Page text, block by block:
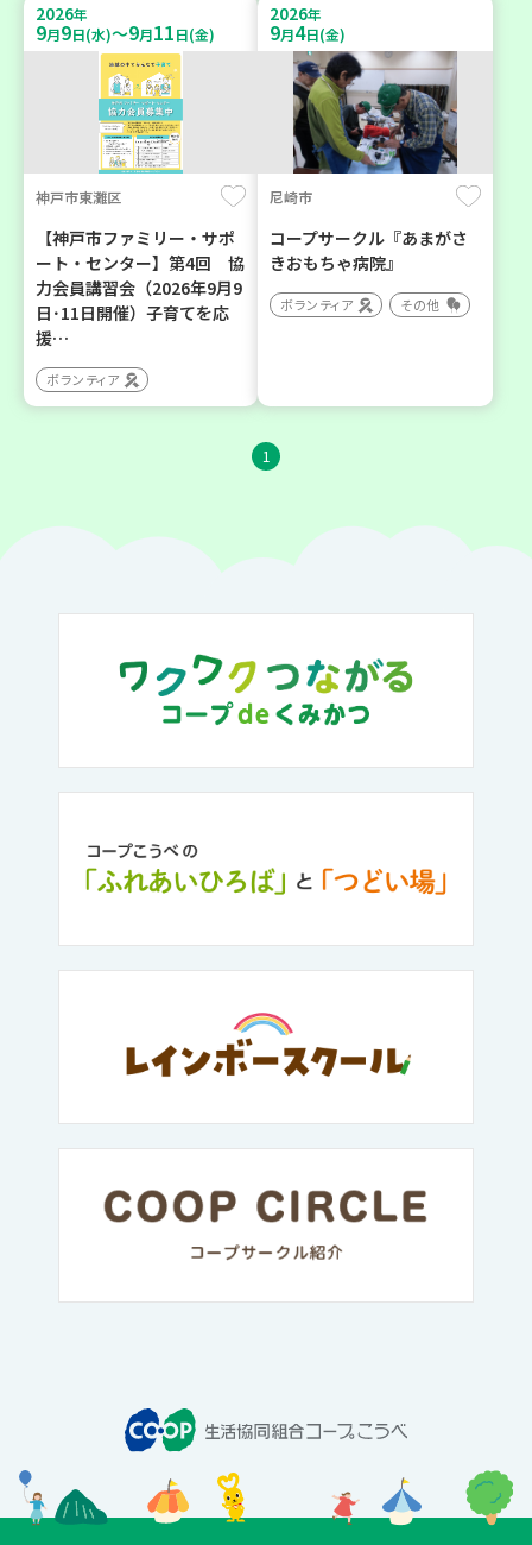
2026年
9月9日(水)～9月11日(金)
神戸市東灘区
【神戸市ファミリー・サポ
ート・センター】第4回 協
力会員講習会（2026年9月9
日･11日開催）子育てを応
援…
ボランティア
2026年
9月4日(金)
尼崎市
コープサークル『あまがさ
きおもちゃ病院』
ボランティア その他
1